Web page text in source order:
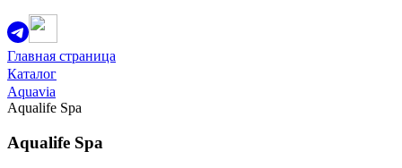
Главная страница
Каталог
Aquavia
Aqualife Spa
Aqualife Spa